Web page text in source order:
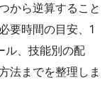
から逆算すること
要時間の目安、1
ル、技能別の配
法までを整理しま